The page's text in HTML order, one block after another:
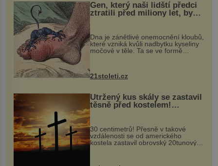
Gen, který naši lidští předci
ztratili před miliony let, by
mohl pomoci s léčbou
„nemoci králů“
Dna je zánětlivé onemocnění kloubů,
které vzniká kvůli nadbytku kyseliny
močové v těle. Ta se ve formě
nohou, a způsobuje bole...
21stoleti.cz
Utržený kus skály se zastavil
těsně před kostelem!
Ochránila ho boží síla?
30 centimetrů! Přesně v takové
vzdálenosti se od amerického
kostela zastavil obrovský 20tunový